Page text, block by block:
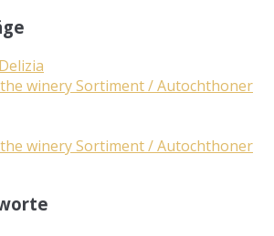
the winery Sortiment / Autochthoner
the winery Sortiment / Autochthoner